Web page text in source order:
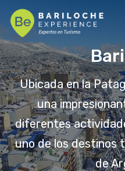
Ubicada en la
una
diferentes
uno de los destinos
de